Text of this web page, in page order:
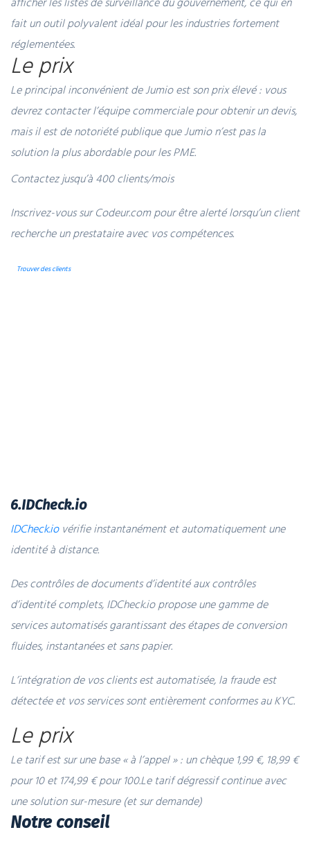
fait un outil polyvalent idéal pour les industries fortement
réglementées.
Le prix
Le principal inconvénient de Jumio est son prix élevé : vous
devrez contacter l’équipe commerciale pour obtenir un devis,
mais il est de notoriété publique que Jumio n’est pas la
solution la plus abordable pour les PME.
Contactez jusqu’à 400 clients/mois
Inscrivez-vous sur Codeur.com pour être alerté lorsqu’un client
recherche un prestataire avec vos compétences.
Trouver des clients
6.IDCheck.io
IDCheck.iovérifie instantanément et automatiquement une
identité à distance.
Des contrôles de documents d’identité aux contrôles
d’identité complets, IDCheck.io propose une gamme de
services automatisés garantissant des étapes de conversion
fluides, instantanées et sans papier.
L’intégration de vos clients est automatisée, la fraude est
détectée et vos services sont entièrement conformes au KYC.
Le prix
Le tarif est sur une base « à l’appel » : un chèque 1,99 €, 18,99 €
pour 10 et 174,99 € pour 100.Le tarif dégressif continue avec
une solution sur-mesure (et sur demande)
Notre conseil